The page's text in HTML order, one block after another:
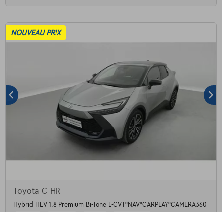
NOUVEAU PRIX
Toyota C-HR
Hybrid HEV 1.8 Premium Bi-Tone E-CVT°NAV°CARPLAY°CAMERA360